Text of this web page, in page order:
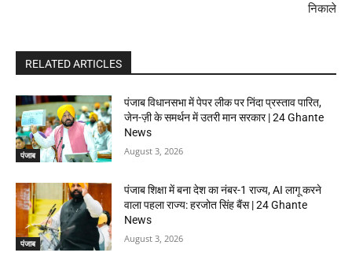
निकाले
RELATED ARTICLES
पंजाब
पंजाब विधानसभा में पेपर लीक पर निंदा प्रस्ताव पारित,
जेन-ज़ी के समर्थन में उतरी मान सरकार | 24 Ghante
News
August 3, 2026
पंजाब
पंजाब शिक्षा में बना देश का नंबर-1 राज्य, AI लागू करने
वाला पहला राज्य: हरजोत सिंह बैंस | 24 Ghante
News
August 3, 2026